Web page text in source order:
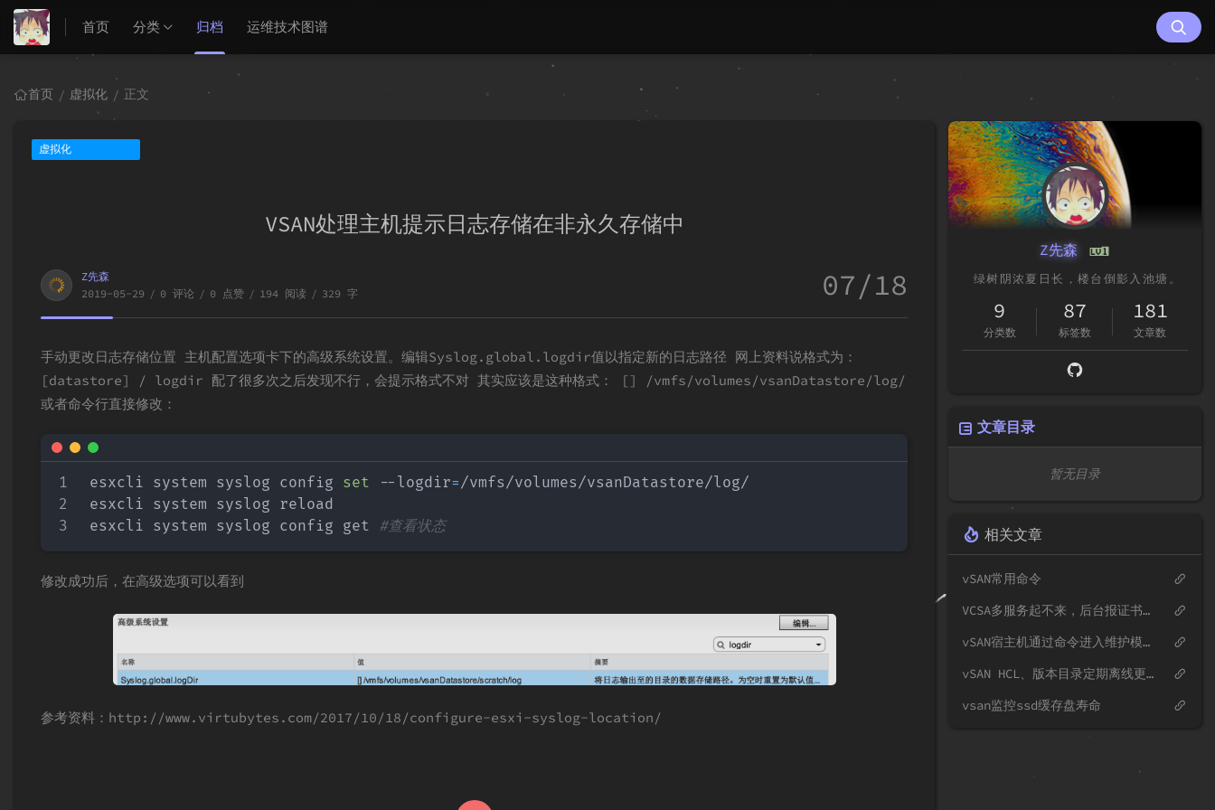
首页 分类 归档 运维技术图谱
首页 / 虚拟化 / 正文
虚拟化
VSAN处理主机提示日志存储在非永久存储中
Z先森
2019-05-29 / 0 评论 / 0 点赞 / 194 阅读 / 329 字 07/18
手动更改日志存储位置 主机配置选项卡下的高级系统设置。编辑Syslog.global.logdir值以指定新的日志路径 网上资料说格式为：
[datastore] / logdir 配了很多次之后发现不行，会提示格式不对 其实应该是这种格式： [] /vmfs/volumes/vsanDatastore/log/
或者命令行直接修改：
esxcli system syslog config set --logdir=/vmfs/volumes/vsanDatastore/log/
esxcli system syslog reload
esxcli system syslog config get #查看状态
修改成功后，在高级选项可以看到
参考资料：http://www.virtubytes.com/2017/10/18/configure-esxi-syslog-location/
Z先森
9
分类数
87
标签数
181
文章数
文章目录
暂无目录
相关文章
vSAN常用命令
VCSA多服务起不来，后台报证书错误 PKIX path validation failed
vSAN宿主机通过命令进入维护模式
vSAN HCL、版本目录定期离线更新下载地址
vsan监控ssd缓存盘寿命